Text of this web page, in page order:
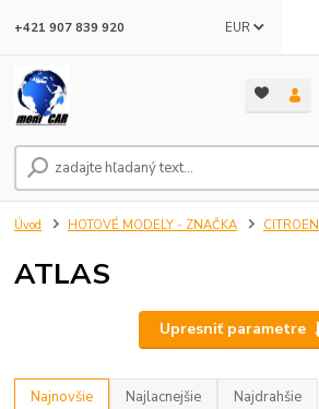
EUR
+421 907 839 920
Úvod HOTOVÉ MODELY - ZNAČKA CITROEN
ATLAS
Upresniť parametre
Najnovšie Najlacnejšie Najdrahšie